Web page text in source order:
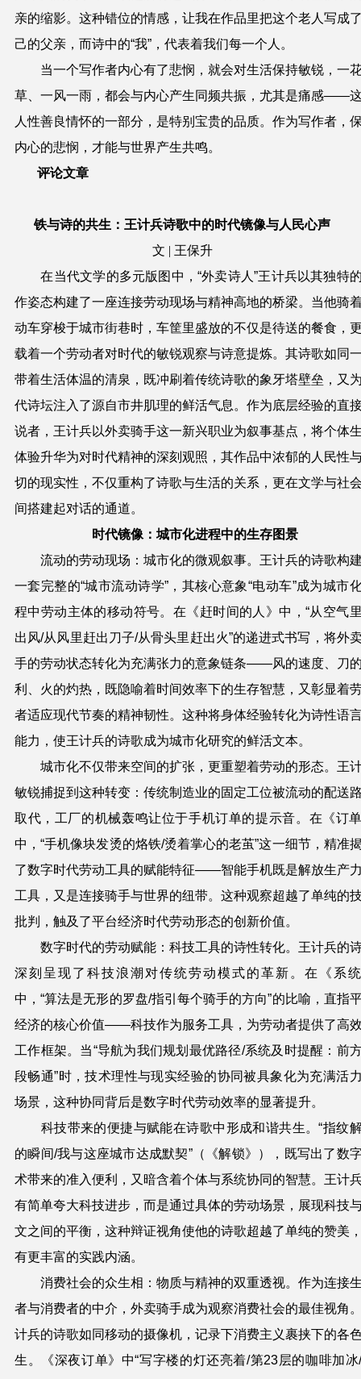
亲的缩影。这种错位的情感，让我在作品里把这个老人写成
己的父亲，而诗中的“我”，代表着我们每一个人。
当一个写作者内心有了悲悯，就会对生活保持敏锐，一
草、一风一雨，都会与内心产生同频共振，尤其是痛感——
人性善良情怀的一部分，是特别宝贵的品质。作为写作者，
内心的悲悯，才能与世界产生共鸣。
评论文章
铁与诗的共生：王计兵诗歌中的时代镜像与人民心声
文 | 王保升
在当代文学的多元版图中，“外卖诗人”王计兵以其独特
作姿态构建了一座连接劳动现场与精神高地的桥梁。当他骑
动车穿梭于城市街巷时，车筐里盛放的不仅是待送的餐食，
载着一个劳动者对时代的敏锐观察与诗意提炼。其诗歌如同
带着生活体温的清泉，既冲刷着传统诗歌的象牙塔壁垒，又
代诗坛注入了源自市井肌理的鲜活气息。作为底层经验的直
说者，王计兵以外卖骑手这一新兴职业为叙事基点，将个体
体验升华为对时代精神的深刻观照，其作品中浓郁的人民性
切的现实性，不仅重构了诗歌与生活的关系，更在文学与社
间搭建起对话的通道。
时代镜像：城市化进程中的生存图景
流动的劳动现场：城市化的微观叙事。王计兵的诗歌构
一套完整的“城市流动诗学”，其核心意象“电动车”成为城市
程中劳动主体的移动符号。在《赶时间的人》中，“从空气
出风/从风里赶出刀子/从骨头里赶出火”的递进式书写，将外
手的劳动状态转化为充满张力的意象链条——风的速度、刀
利、火的灼热，既隐喻着时间效率下的生存智慧，又彰显着
者适应现代节奏的精神韧性。这种将身体经验转化为诗性语
能力，使王计兵的诗歌成为城市化研究的鲜活文本。
城市化不仅带来空间的扩张，更重塑着劳动的形态。王
敏锐捕捉到这种转变：传统制造业的固定工位被流动的配送
取代，工厂的机械轰鸣让位于手机订单的提示音。在《订
中，“手机像块发烫的烙铁/烫着掌心的老茧”这一细节，精准
了数字时代劳动工具的赋能特征——智能手机既是解放生产
工具，又是连接骑手与世界的纽带。这种观察超越了单纯的
批判，触及了平台经济时代劳动形态的创新价值。
数字时代的劳动赋能：科技工具的诗性转化。王计兵的
深刻呈现了科技浪潮对传统劳动模式的革新。在《系
中，“算法是无形的罗盘/指引每个骑手的方向”的比喻，直指
经济的核心价值——科技作为服务工具，为劳动者提供了高
工作框架。当“导航为我们规划最优路径/系统及时提醒：前
段畅通”时，技术理性与现实经验的协同被具象化为充满活
场景，这种协同背后是数字时代劳动效率的显著提升。
科技带来的便捷与赋能在诗歌中形成和谐共生。“指纹
的瞬间/我与这座城市达成默契”（《解锁》），既写出了数
术带来的准入便利，又暗含着个体与系统协同的智慧。王计
有简单夸大科技进步，而是通过具体的劳动场景，展现科技
文之间的平衡，这种辩证视角使他的诗歌超越了单纯的赞美
有更丰富的实践内涵。
消费社会的众生相：物质与精神的双重透视。作为连接
者与消费者的中介，外卖骑手成为观察消费社会的最佳视角
计兵的诗歌如同移动的摄像机，记录下消费主义裹挟下的各
生。《深夜订单》中“写字楼的灯还亮着/第23层的咖啡加冰